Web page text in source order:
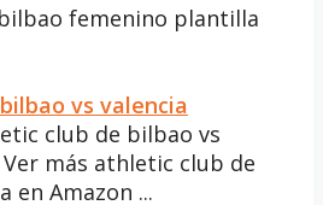
femenino plantilla
vs valencia
club de bilbao vs
más athletic club de
en Amazon ...